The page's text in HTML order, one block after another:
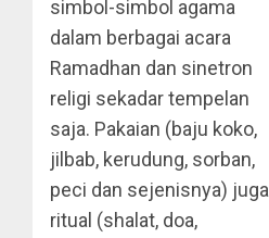
simbol-simbol agama
dalam berbagai acara
Ramadhan dan sinetron
religi sekadar tempelan
saja. Pakaian (baju koko,
jilbab, kerudung, sorban,
peci dan sejenisnya) juga
ritual (shalat, doa,